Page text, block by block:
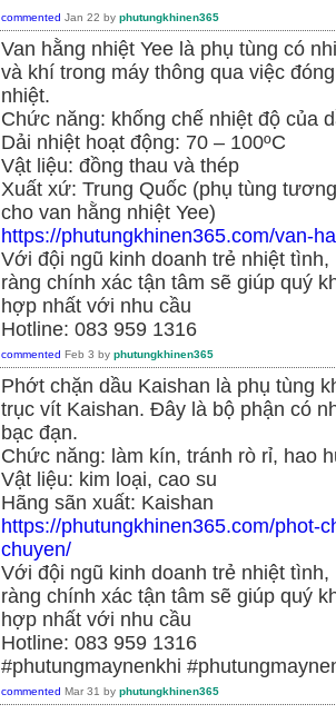
commented Jan 22 by phutungkhinen365
Van hằng nhiệt Yee là phụ tùng có
và khí trong máy thông qua việc
nhiệt.
Chức năng: khống chế nhiệt độ của
Dải nhiệt hoạt động: 70 – 100ºC
Vật liệu: đồng thau và thép
Xuất xứ: Trung Quốc (phụ tùng
cho van hằng nhiệt Yee)
https://phutungkhinen365.com/van-
Với đội ngũ kinh doanh trẻ nhiệt
ràng chính xác tận tâm sẽ giúp quý
hợp nhất với nhu cầu
Hotline: 083 959 1316
commented Feb 3 by phutungkhinen365
Phớt chặn dầu Kaishan là phụ tùng
trục vít Kaishan. Đây là bộ phận có
bạc đạn.
Chức năng: làm kín, tránh rò rỉ, hao
Vật liệu: kim loại, cao su
Hãng sãn xuất: Kaishan
https://phutungkhinen365.com/phot-
chuyen/
Với đội ngũ kinh doanh trẻ nhiệt
ràng chính xác tận tâm sẽ giúp quý
hợp nhất với nhu cầu
Hotline: 083 959 1316
#phutungmaynenkhi
commented Mar 31 by phutungkhinen365